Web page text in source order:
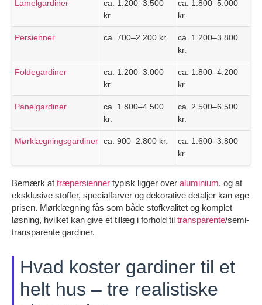
Lamelgardiner
ca. 1.200–3.500
kr.
ca. 1.800–5.000
kr.
Persienner ca. 700–2.200 kr.
ca. 1.200–3.800
kr.
Foldegardiner
ca. 1.200–3.000
kr.
ca. 1.800–4.200
kr.
Panelgardiner
ca. 1.800–4.500
kr.
ca. 2.500–6.500
kr.
Mørklægningsgardiner ca. 900–2.800 kr.
ca. 1.600–3.800
kr.
Bemærk at træpersienner typisk ligger over aluminium, og at
eksklusive stoffer, specialfarver og dekorative detaljer kan øge
prisen. Mørklægning fås som både stofkvalitet og komplet
løsning, hvilket kan give et tillæg i forhold til transparente/semi-
transparente gardiner.
Hvad koster gardiner til et
helt hus – tre realistiske